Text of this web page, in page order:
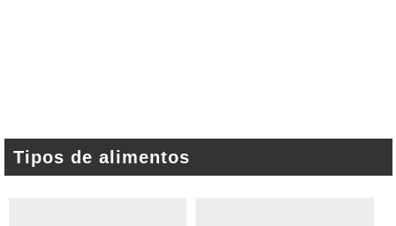
Tipos de alimentos